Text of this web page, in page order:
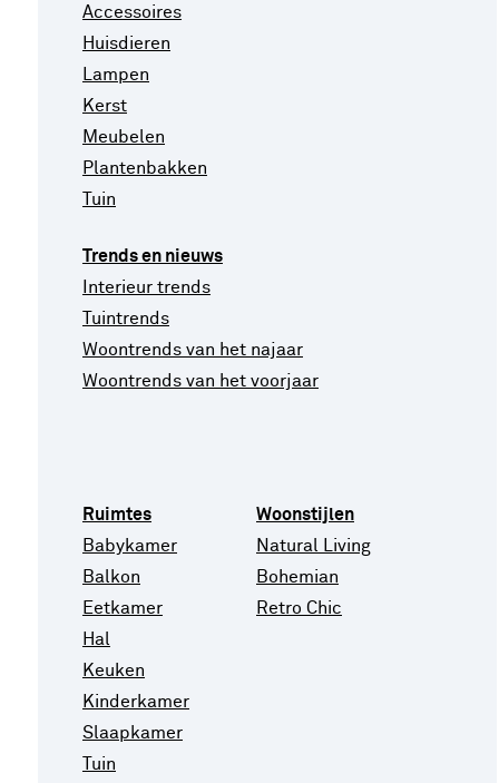
Accessoires
Huisdieren
Lampen
Kerst
Meubelen
Plantenbakken
Tuin
Trends en nieuws
Interieur trends
Tuintrends
Woontrends van het najaar
Woontrends van het voorjaar
Ruimtes
Babykamer
Balkon
Eetkamer
Hal
Keuken
Kinderkamer
Slaapkamer
Tuin
Woonstijlen
Natural Living
Bohemian
Retro Chic